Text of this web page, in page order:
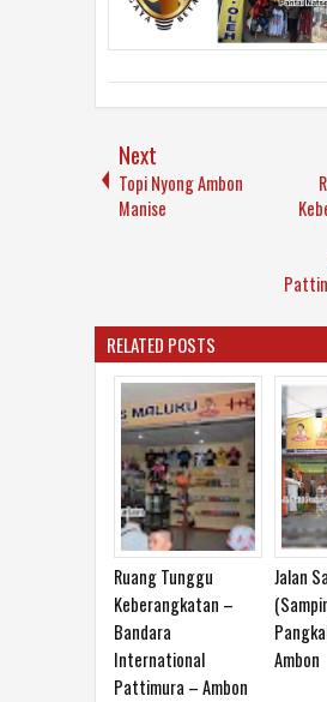
Next
Topi Nyong Ambon
Manise
RELATED POSTS
Ruang Tunggu
Keberangkatan –
Bandara
International
Pattimura – Ambon
Jalan
Ambon